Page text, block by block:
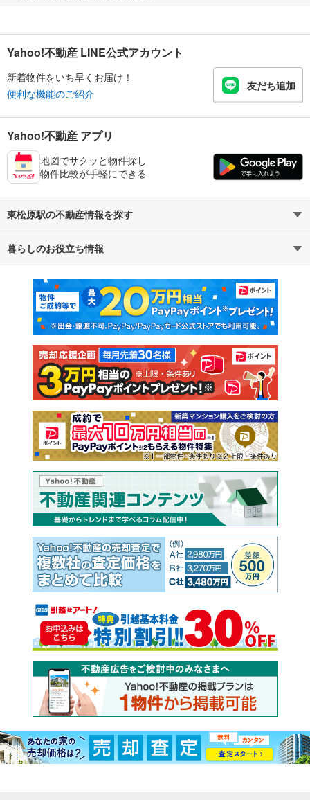
Yahoo!不動産 LINE公式アカウント
新着物件をいち早くお届け！
便利な機能のご紹介
友だち追加
Yahoo!不動産 アプリ
地図でサクッと物件探し
物件比較が手軽にできる
東松原駅の不動産情報を探す
不動産・住宅
新築マンション 中古マンション
新築一戸建て 中古一戸建て
注文住宅 土地
売却査定
暮らしのお役立ち情報
マンションカタログ 教えて！住まいの先生